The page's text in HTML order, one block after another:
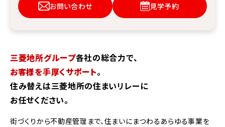
お問い合わせ 見学予約
三菱地所グループ各社の総合力で、
お客様を手厚くサポート。
住み替えは三菱地所の住まいリレーに
お任せください。
街づくりから不動産管理まで、住まいにまつわるあらゆる事業を